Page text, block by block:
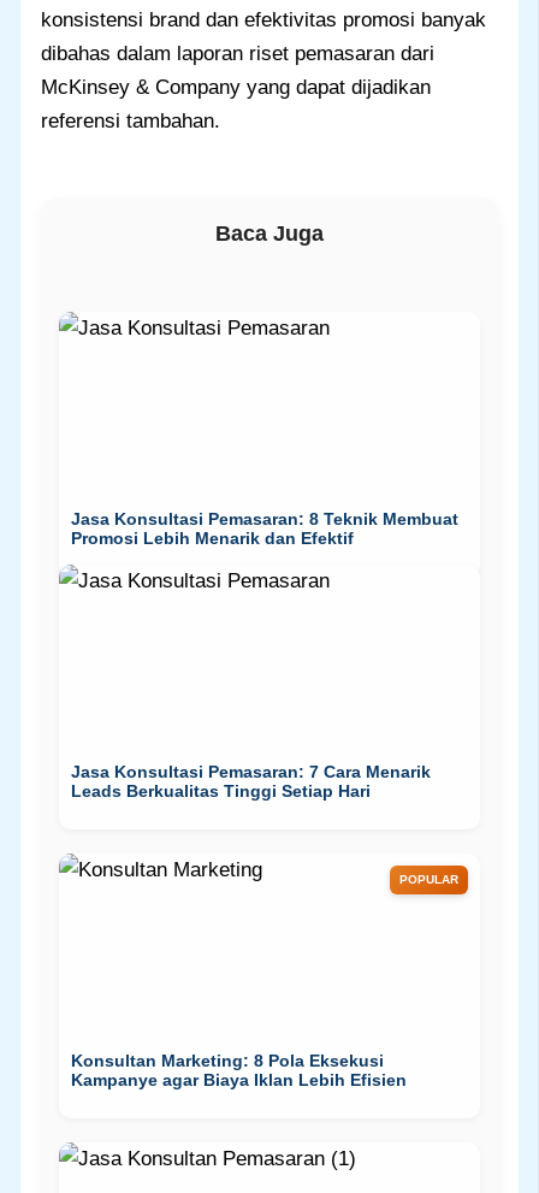
konsistensi brand dan efektivitas promosi banyak
dibahas dalam laporan riset pemasaran dari
McKinsey & Company yang dapat dijadikan
referensi tambahan.
Baca Juga
Jasa Konsultasi Pemasaran: 8 Teknik Membuat
Promosi Lebih Menarik dan Efektif
Jasa Konsultasi Pemasaran: 7 Cara Menarik
Leads Berkualitas Tinggi Setiap Hari
POPULAR
Konsultan Marketing: 8 Pola Eksekusi
Kampanye agar Biaya Iklan Lebih Efisien